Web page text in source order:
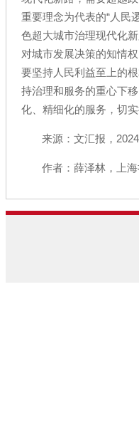
重要理念为代表的“人民
色超大城市治理现代化
对城市发展决策的知情
要坚持人民利益至上的
持治理和服务的重心下
化、精细化的服务，切
来源：文汇报，
作者：薛泽林，上